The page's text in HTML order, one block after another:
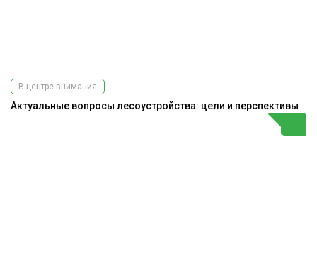
В центре внимания
Актуальные вопросы лесоустройства: цели и перспективы